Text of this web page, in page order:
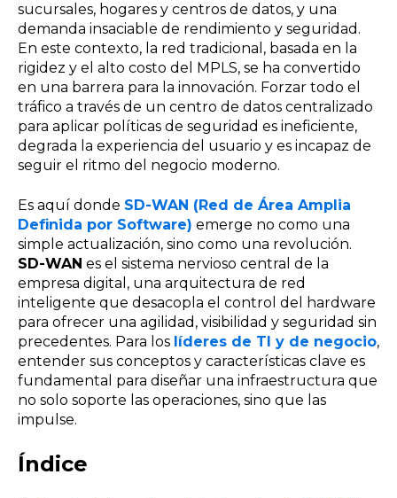
sucursales, hogares y centros de datos, y una
demanda insaciable de rendimiento y seguridad.
En este contexto, la red tradicional, basada en la
rigidez y el alto costo del MPLS, se ha convertido
en una barrera para la innovación. Forzar todo el
tráfico a través de un centro de datos centralizado
para aplicar políticas de seguridad es ineficiente,
degrada la experiencia del usuario y es incapaz de
seguir el ritmo del negocio moderno.
Es aquí donde SD-WAN (Red de Área Amplia
Definida por Software) emerge no como una
simple actualización, sino como una revolución.
SD-WAN es el sistema nervioso central de la
empresa digital, una arquitectura de red
inteligente que desacopla el control del hardware
para ofrecer una agilidad, visibilidad y seguridad sin
precedentes. Para los líderes de TI y de negocio,
entender sus conceptos y características clave es
fundamental para diseñar una infraestructura que
no solo soporte las operaciones, sino que las
impulse.
Índice